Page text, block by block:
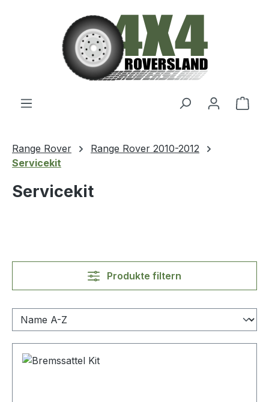
Zum Hauptinhalt springen
Range Rover
Range Rover 2010-2012
Servicekit
Servicekit
Produkte filtern